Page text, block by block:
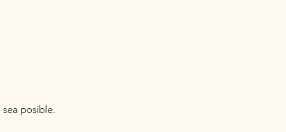
posible.